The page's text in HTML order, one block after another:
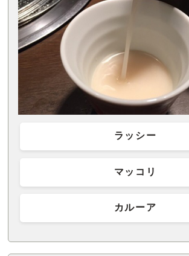
ラッシー
マッコリ
カルーア